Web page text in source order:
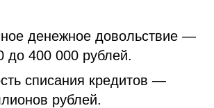
денежное довольствие —
до 400 000 рублей.
списания кредитов —
рублей.